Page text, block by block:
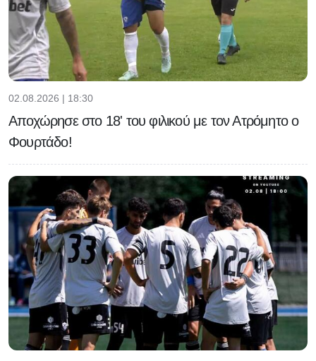
02.08.2026 | 18:30
Αποχώρησε στο 18' του φιλικού με τον Ατρόμητο ο
Φουρτάδο!